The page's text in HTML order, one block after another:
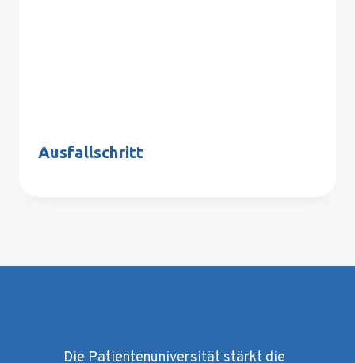
Ausfallschritt
Die Patientenuniversität stärkt die